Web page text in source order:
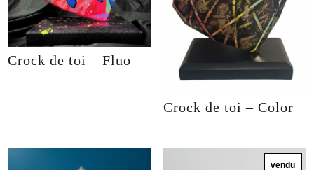
Crock de toi – Fluo
Crock de toi – Color
vendu